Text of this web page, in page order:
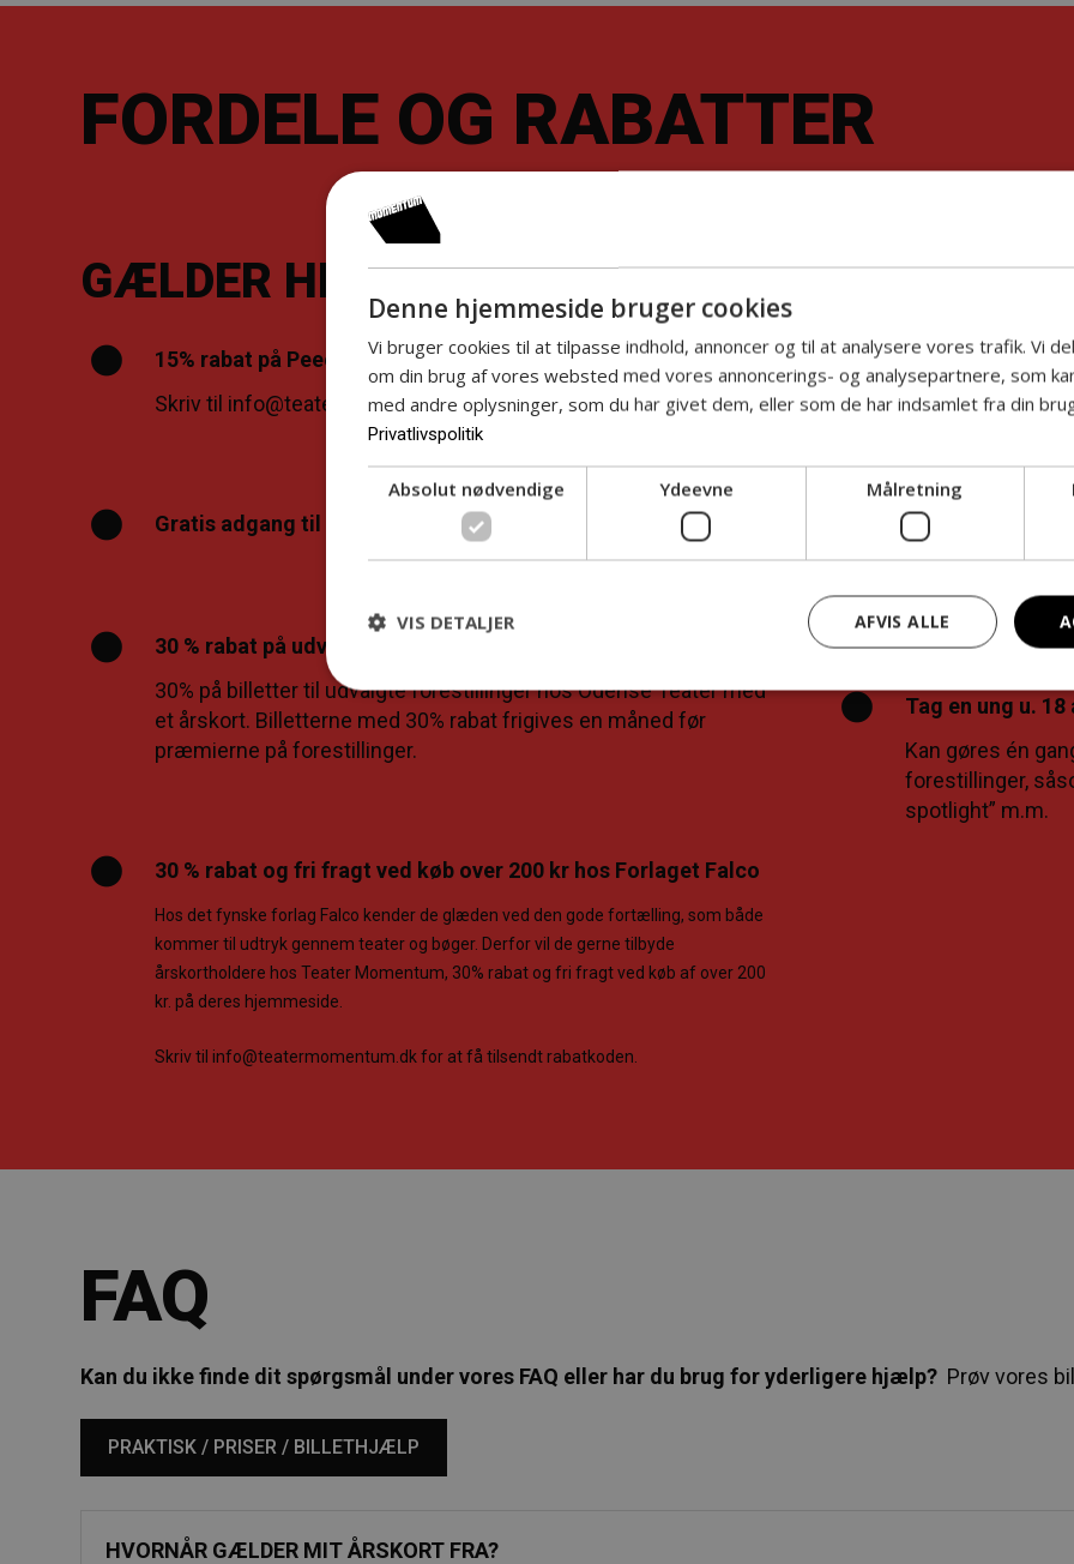
FORDELE OG RABATTER
GÆLDER HELE SÆSONEN
15% rabat på Peech.dk sortiment
Skriv til info@teatermomentum.dk
Gratis adgang til Boogies
30 % rabat på udvalgte forestillinger hos Odense Teater
30% på billetter til udvalgte forestillinger hos Odense Teater med
et årskort. Billetterne med 30% rabat frigives en måned før
præmierne på forestillinger.
30 % rabat og fri fragt ved køb over 200 kr hos Forlaget Falco
Hos det fynske forlag Falco kender de glæden ved den gode fortælling, som både
kommer til udtryk gennem teater og bøger. Derfor vil de gerne tilbyde
årskortholdere hos Teater Momentum, 30% rabat og fri fragt ved køb af over 200
kr. på deres hjemmeside.
Skriv til info@teatermomentum.dk for at få tilsendt rabatkoden.
FYSISK
Rabat på
Tag en voksen
Kan gøres én
forestillinger,
Tag en ung u.
Kan gøres én
forestillinger,
spotlight” m.m.
FAQ
Kan du ikke finde dit spørgsmål under vores FAQ eller har du brug for yderligere hjælp? Prøv vores
PRAKTISK / PRISER / BILLETHJÆLP
HVORNÅR GÆLDER MIT ÅRSKORT FRA?
Denne hjemmeside bruger cookies
Vi bruger cookies til at tilpasse indhold, annoncer og til at analysere vores trafik. Vi
om din brug af vores websted med vores annoncerings- og analysepartnere, som
med andre oplysninger, som du har givet dem, eller som de har indsamlet fra din
Privatlivspolitik
Absolut nødvendige Ydeevne Målretning
AFVIS ALLE
VIS DETALJER